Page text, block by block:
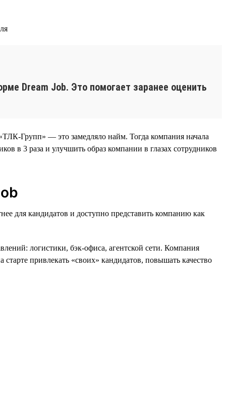
Dream Job. Это помогает заранее оценить
Групп» — это замедляло найм. Тогда компания начала
в 3 раза и улучшить образ компании в глазах сотрудников
для кандидатов и доступно представить компанию как
логистики, бэк-офиса, агентской сети. Компания
привлекать «своих» кандидатов, повышать качество